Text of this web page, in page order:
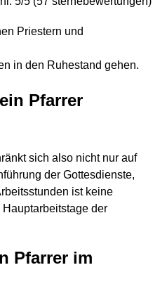
Priestern und
in den Ruhestand gehen.
Pfarrer
sich also nicht nur auf
der Gottesdienste,
ist keine
der
Pfarrer im